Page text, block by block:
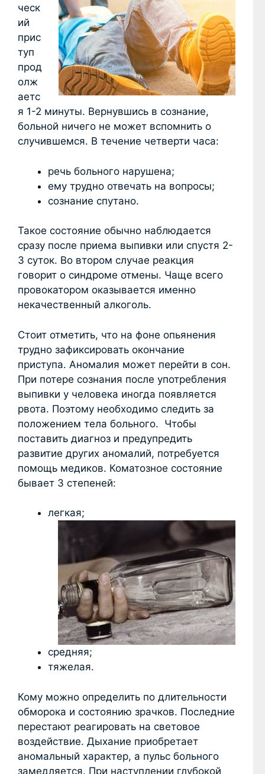
ческ
ий
прис
туп
прод
олж
аетс
я 1-2 минуты. Вернувшись в сознание,
больной ничего не может вспомнить о
случившемся. В течение четверти часа:
речь больного нарушена;
ему трудно отвечать на вопросы;
сознание спутано.
Такое состояние обычно наблюдается
сразу после приема выпивки или спустя 2-
3 суток. Во втором случае реакция
говорит о синдроме отмены. Чаще всего
провокатором оказывается именно
некачественный алкоголь.
Стоит отметить, что на фоне опьянения
трудно зафиксировать окончание
приступа. Аномалия может перейти в сон.
При потере сознания после употребления
выпивки у человека иногда появляется
рвота. Поэтому необходимо следить за
положением тела больного. Чтобы
поставить диагноз и предупредить
развитие других аномалий, потребуется
помощь медиков. Коматозное состояние
бывает 3 степеней:
легкая;
средняя;
тяжелая.
Кому можно определить по длительности
обморока и состоянию зрачков. Последние
перестают реагировать на световое
воздействие. Дыхание приобретает
аномальный характер, а пульс больного
замедляется. При наступлении глубокой